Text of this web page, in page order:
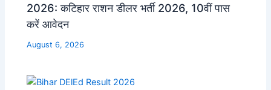
2026: कटिहार राशन डीलर भर्ती 2026, 10वीं पास
करें आवेदन
August 6, 2026